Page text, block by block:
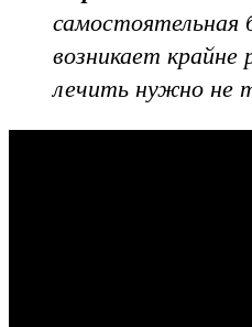
самостоятельная
возникает крайне
лечить нужно не